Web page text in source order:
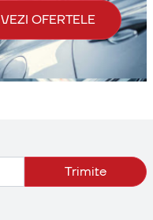
VEZI OFERTELE
Trimite